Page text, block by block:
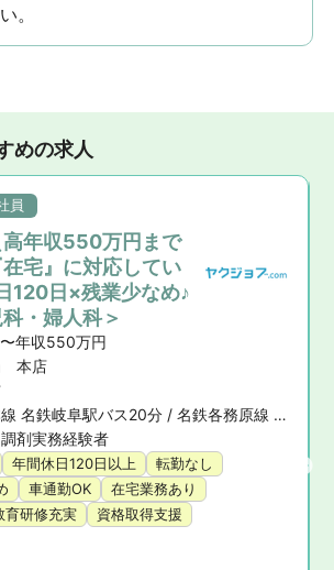
。
めの求人
員
高年収550万円まで
宅』に対応してい
120日×残業少なめ♪
・婦人科＞
年収550万円
本店
名鉄名古屋本線 名鉄岐阜駅バス20分 / 名鉄各務原線 名鉄岐阜駅バス20分 / JR東海道本線(浜松〜岐阜) 岐阜駅
剤実務経験者
年間休日120日以上
転勤なし
車通勤OK
在宅業務あり
育研修充実 資格取得支援